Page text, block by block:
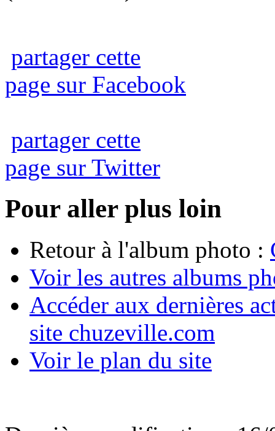
partager cette
page sur Facebook
partager cette
page sur Twitter
Pour aller plus loin
Retour à l'album photo :
Voir les autres albums
Accéder aux dernières
site chuzeville.com
Voir le plan du site